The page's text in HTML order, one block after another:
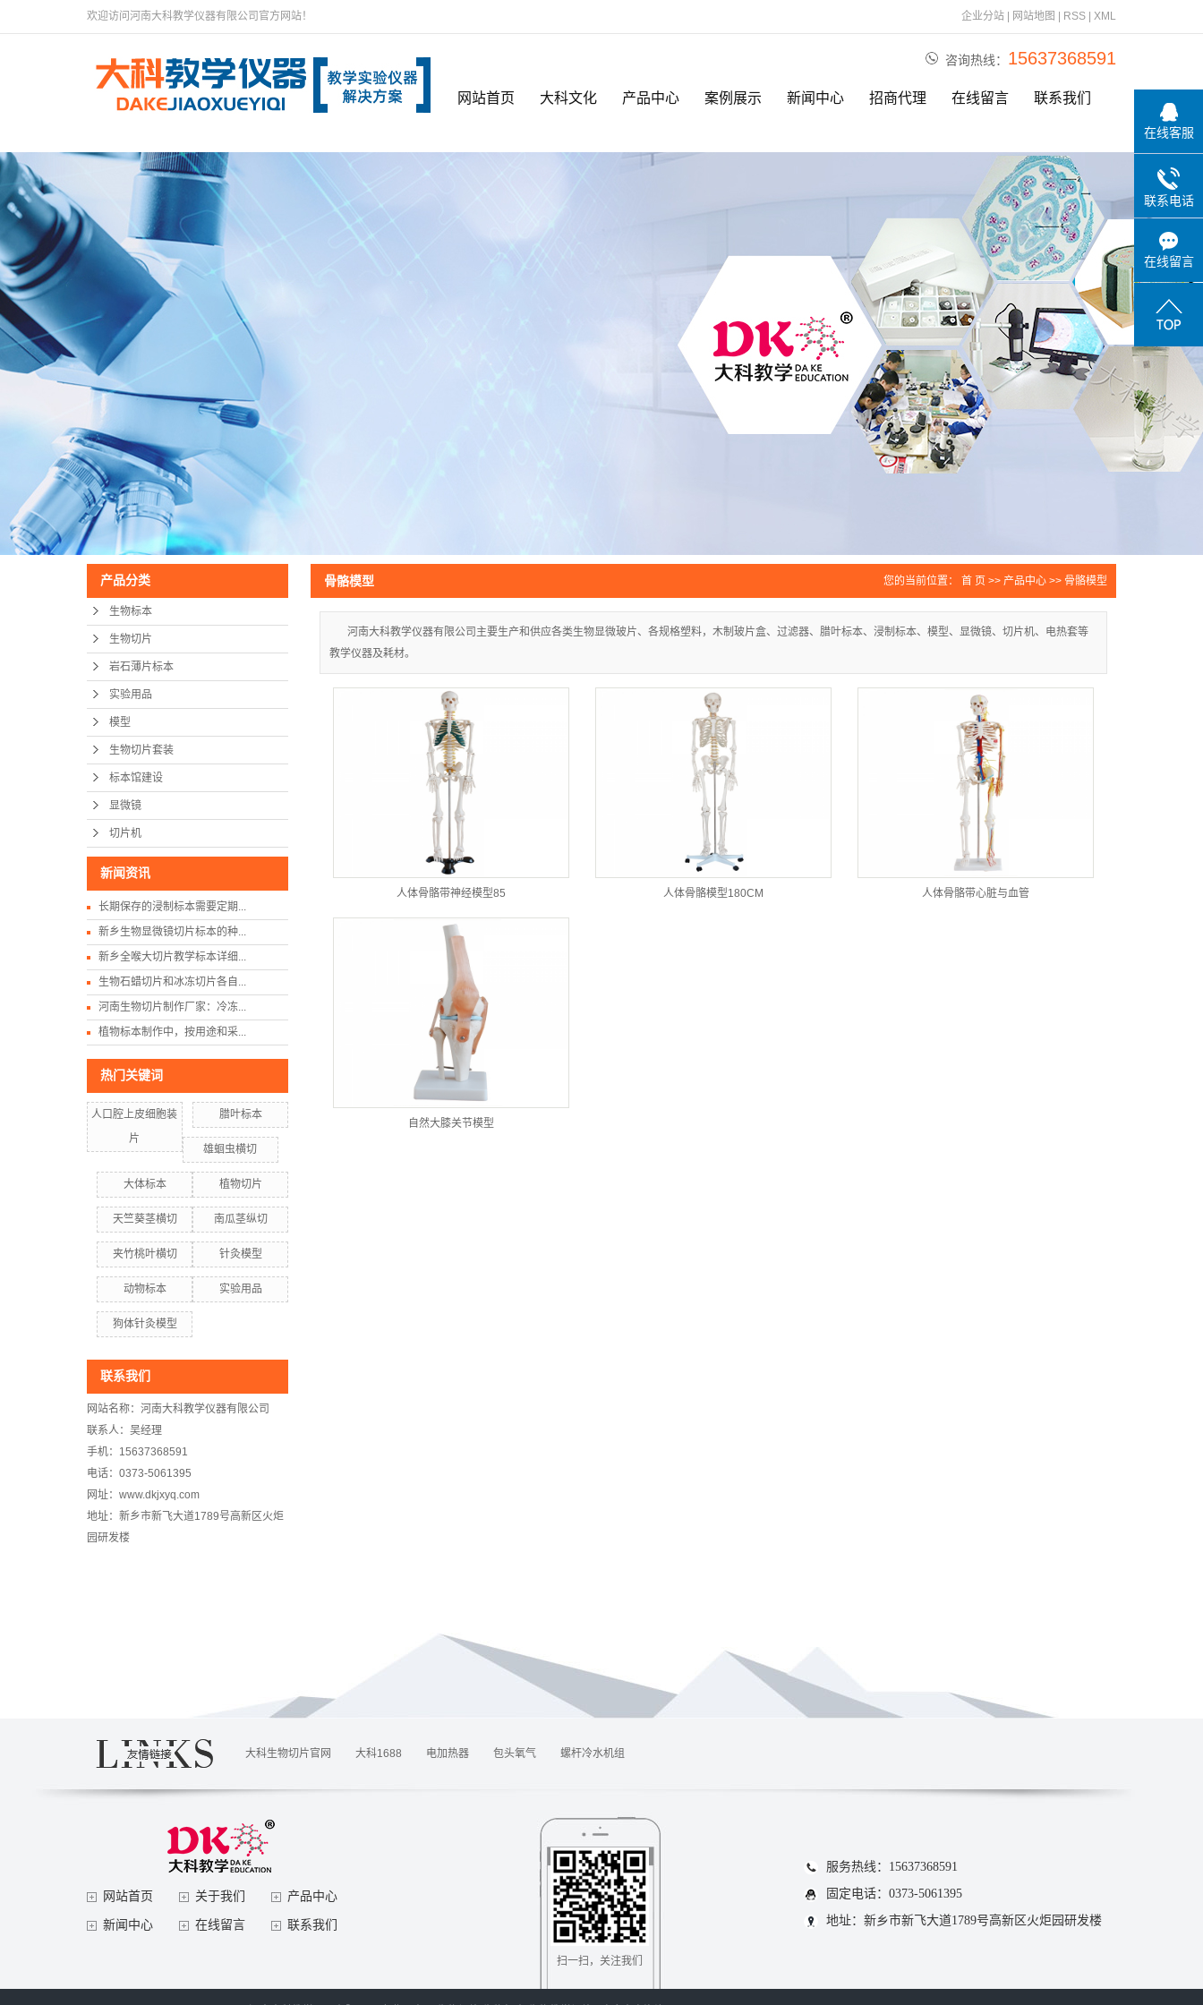
欢迎访问河南大科教学仪器有限公司官方网站！ 企业分站 网站地图 RSS XML
咨询热线： 15637368591
网站首页 大科文化 产品中心
标本馆建设
案例展示 新闻中心 招商代理 在线留言 联系我们
产品分类
生物标本
生物切片
岩石薄片标本
实验用品
模型
生物切片套装
标本馆建设
显微镜
切片机
新闻资讯
长期保存的浸制标本需要定期...
新乡生物显微镜切片标本的种...
新乡全喉大切片教学标本详细...
生物石蜡切片和冰冻切片各自...
河南生物切片制作厂家：冷冻...
植物标本制作中，按用途和采...
热门关键词
人口腔上皮细胞装
片
腊叶标本
雄蛔虫横切
大体标本 植物切片
天竺葵茎横切 南瓜茎纵切
夹竹桃叶横切 针灸模型
动物标本 实验用品
狗体针灸模型
联系我们
网站名称：河南大科教学仪器有限公司
联系人：吴经理
手机：15637368591
电话：0373-5061395
网址：www.dkjxyq.com
地址：新乡市新飞大道1789号高新区火炬
园研发楼
骨骼模型 您的当前位置： 首 页 >> 产品中心 >> 骨骼模型
河南大科教学仪器有限公司主要生产和供应各类生物显微玻片、各规格塑料，木制玻片盒、过滤器、腊叶标本、浸制标本、模型、显微镜、切片机、电热套等
教学仪器及耗材。
人体骨骼带神经模型85 人体骨骼模型180CM 人体骨骼带心脏与血管
自然大膝关节模型
大科生物切片官网 大科1688 电加热器 包头氧气 螺杆冷水机组
网站首页 关于我们 产品中心
新闻中心 在线留言 联系我们
扫一扫，关注我们
服务热线：15637368591
固定电话：0373-5061395
地址：新乡市新飞大道1789号高新区火炬园研发楼
在线客服
联系电话
在线留言